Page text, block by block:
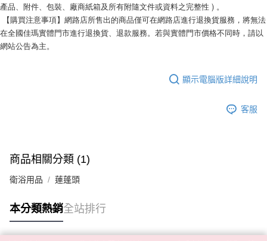
產品、附件、包裝、廠商紙箱及所有附隨文件或資料之完整性 ) 。
在全國佳瑪實體門市進行退換貨、退款服務。若與實體門市價格不同時，請以
網站公告為主。
顯示電腦版詳細說明
客服
商品相關分類 (1)
衛浴用品 蓮蓬頭
本分類熱銷全站排行